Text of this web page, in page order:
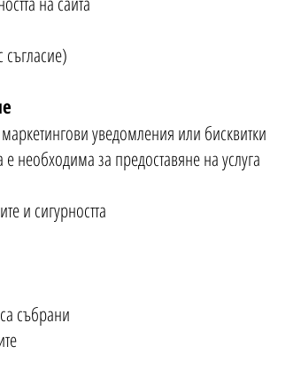
уведомления или бисквитки
необходима за предоставяне на услуга
и сигурността
събрани